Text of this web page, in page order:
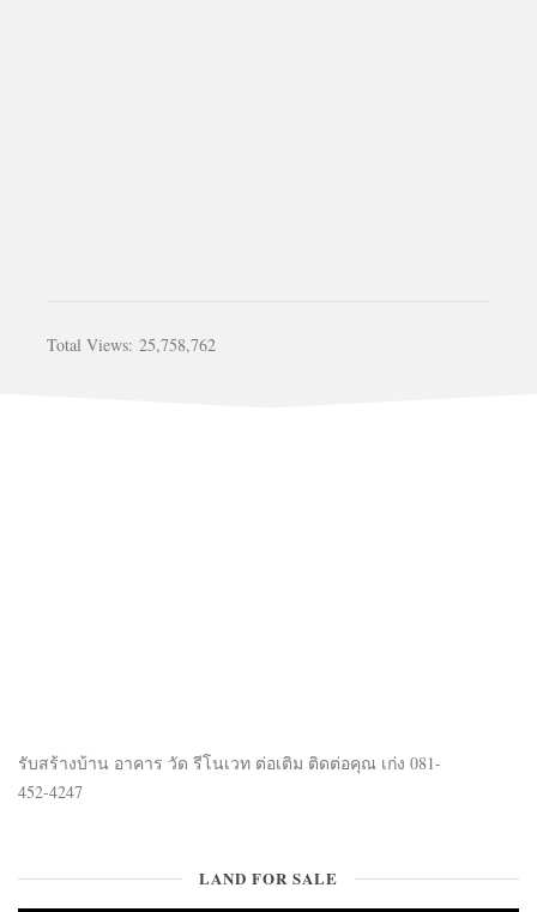
Total Views: 25,758,762
รับสร้างบ้าน อาคาร วัด รีโนเวท ต่อเติม ติดต่อคุณ เก่ง 081-
452-4247
LAND FOR SALE